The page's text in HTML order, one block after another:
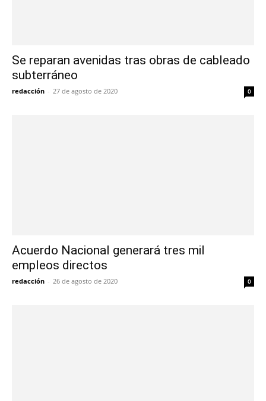
Se reparan avenidas tras obras de cableado
subterráneo
redacción - 27 de agosto de 2020 0
Acuerdo Nacional generará tres mil
empleos directos
redacción - 26 de agosto de 2020 0